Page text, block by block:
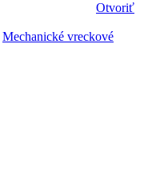
Otvoriť
Mechanické vreckové